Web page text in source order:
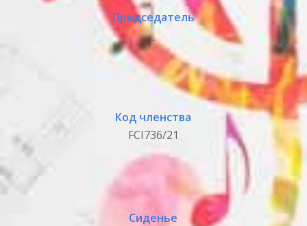
Председатель
_
Код членства
FCI736/21
Сиденье